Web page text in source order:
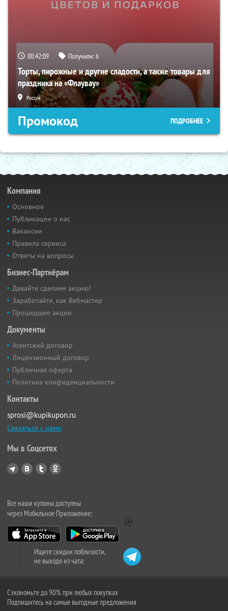
00:42:07 Получили:6
Торты, пирожные и другие сладости, а также товары для
праздника на «Флаувау»
Россия
Промокод ПОДРОБНЕЕ
Компания
Основное
Публикации о нас
Вакансии
Правила сервиса
Ответы на вопросы
Бизнес-Партнёрам
Давайте сделаем акцию!
Заработайте, как Вебмастер
Прошедшие акции
Документы
Агентский договор
Лицензионный договор
Публичная оферта
Политика конфиденциальности
Контакты
sprosi@kupikupon.ru
Связаться с нами
Мы в Соцсетях
Все наши купоны доступны
через Мобильное Приложение:
Ищите скидки поблизости,
не выходя из чата:
Сэкономьте до 90% при любых покупках
Подпишитесь на самые выгодные предложения